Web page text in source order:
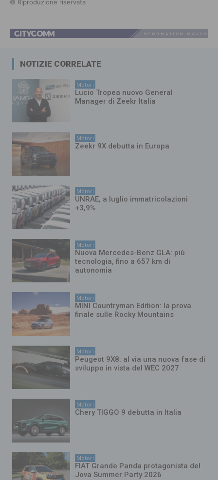
© Riproduzione riservata
NOTIZIE CORRELATE
Motori
Lucio Tropea nuovo General
Manager di Zeekr Italia
Motori
Zeekr 9X debutta in Europa
Motori
UNRAE, a luglio immatricolazioni
+3,9%
Motori
Nuova Mercedes-Benz GLA: più
tecnologia, fino a 657 km di
autonomia
Motori
MINI Countryman Edition: la prova
finale sulle Rocky Mountains
Motori
Peugeot 9X8: al via una nuova fase di
sviluppo in vista del WEC 2027
Motori
Chery TIGGO 9 debutta in Italia
Motori
FIAT Grande Panda protagonista del
Jova Summer Party 2026